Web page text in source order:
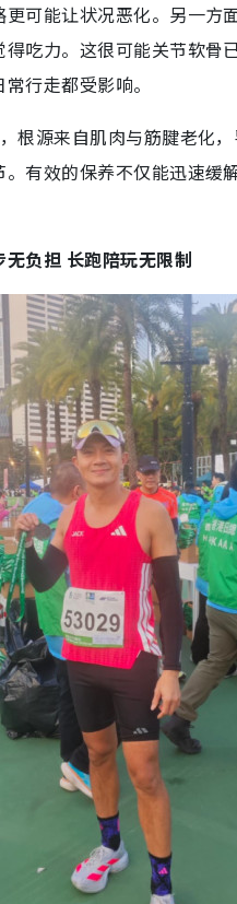
可能让状况恶化。另一
吃力。这很可能关节软
行走都受影响。
根源来自肌肉与筋腱老化
有效的保养不仅能迅速
无负担 长跑陪玩无限制